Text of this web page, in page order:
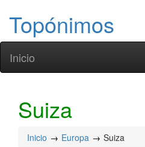
Topónimos
Inicio
Suiza
Inicio Europa Suiza